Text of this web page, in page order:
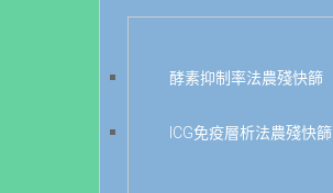
酵素抑制率法農殘快篩
ICG免疫層析法農殘快篩